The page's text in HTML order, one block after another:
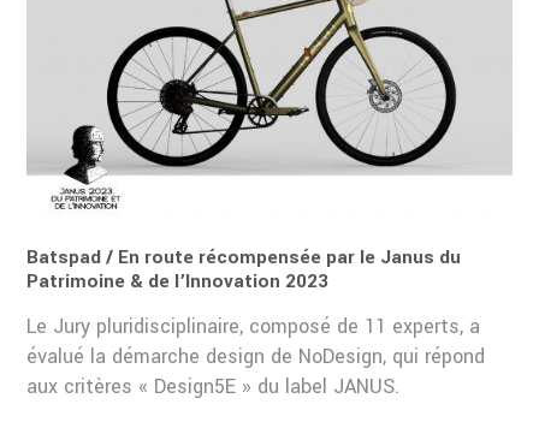
Batspad / En route récompensée par le Janus du
Patrimoine & de l’Innovation 2023
Le Jury pluridisciplinaire, composé de 11 experts, a
évalué la démarche design de NoDesign, qui répond
aux critères « Design5E » du label JANUS.